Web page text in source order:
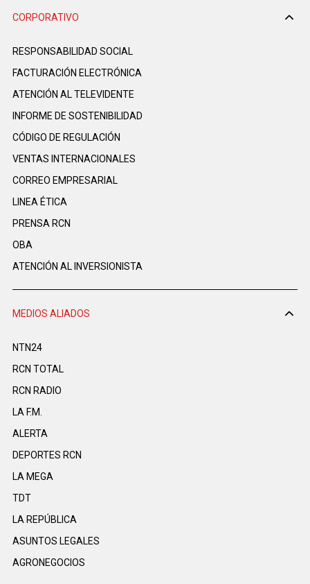
CORPORATIVO
RESPONSABILIDAD SOCIAL
FACTURACIÓN ELECTRÓNICA
ATENCIÓN AL TELEVIDENTE
INFORME DE SOSTENIBILIDAD
CÓDIGO DE REGULACIÓN
VENTAS INTERNACIONALES
CORREO EMPRESARIAL
LINEA ÉTICA
PRENSA RCN
OBA
ATENCIÓN AL INVERSIONISTA
MEDIOS ALIADOS
NTN24
RCN TOTAL
RCN RADIO
LA F.M.
ALERTA
DEPORTES RCN
LA MEGA
TDT
LA REPÚBLICA
ASUNTOS LEGALES
AGRONEGOCIOS